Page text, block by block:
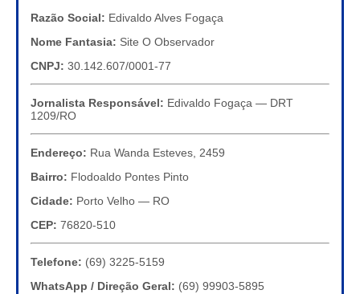
Razão Social: Edivaldo Alves Fogaça
Nome Fantasia: Site O Observador
CNPJ: 30.142.607/0001-77
Jornalista Responsável: Edivaldo Fogaça — DRT
1209/RO
Endereço: Rua Wanda Esteves, 2459
Bairro: Flodoaldo Pontes Pinto
Cidade: Porto Velho — RO
CEP: 76820-510
Telefone: (69) 3225-5159
WhatsApp / Direção Geral: (69) 99903-5895